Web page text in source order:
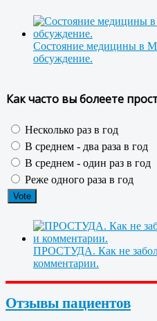
Состояние медицины в
обсуждение.
Как часто вы болеете
Несколько раз в год
В среднем - два раза в год
В среднем - один раз в год
Реже одного раза в год
ПРОСТУДА. Как не
комментарии.
Отзывы пациентов